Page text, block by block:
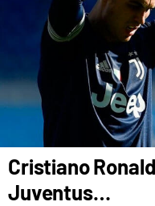
Cristiano
Juventus…